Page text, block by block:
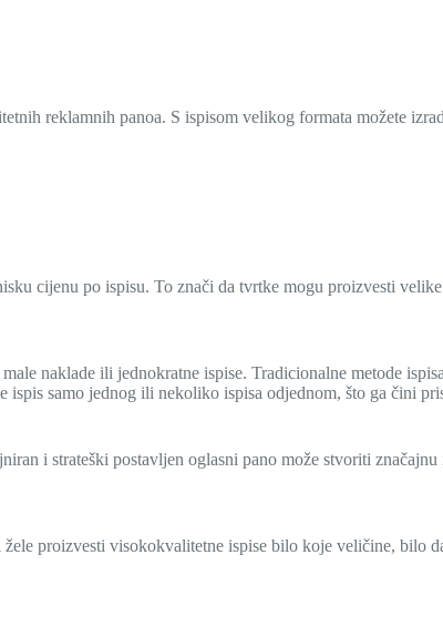
reklamnih panoa. S ispisom velikog formata možete
cijenu po ispisu. To znači da tvrtke mogu proizvesti
naklade ili jednokratne ispise. Tradicionalne metode
samo jednog ili nekoliko ispisa odjednom, što ga čini
i strateški postavljen oglasni pano može stvoriti
proizvesti visokokvalitetne ispise bilo koje veličine, bilo